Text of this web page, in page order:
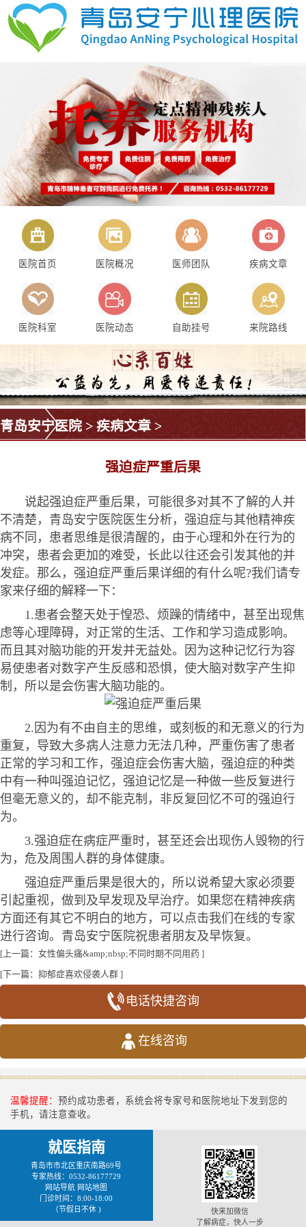
医院首页 医院概况 医师团队 疾病文章
医院科室 医院动态 自助挂号 来院路线
青岛安宁医院 > 疾病文章 >
强迫症严重后果
说起强迫症严重后果，可能很多对其不了解的人并
不清楚，青岛安宁医院医生分析，强迫症与其他精神疾
病不同，患者思维是很清醒的，由于心理和外在行为的
冲突，患者会更加的难受，长此以往还会引发其他的并
发症。那么，强迫症严重后果详细的有什么呢?我们请专
家来仔细的解释一下：
1.患者会整天处于惶恐、烦躁的情绪中，甚至出现焦
虑等心理障碍，对正常的生活、工作和学习造成影响。
而且其对脑功能的开发并无益处。因为这种记忆行为容
易使患者对数字产生反感和恐惧，使大脑对数字产生抑
制，所以是会伤害大脑功能的。
2.因为有不由自主的思维，或刻板的和无意义的行为
重复，导致大多病人注意力无法几种，严重伤害了患者
正常的学习和工作，强迫症会伤害大脑，强迫症的种类
中有一种叫强迫记忆，强迫记忆是一种做一些反复进行
但毫无意义的，却不能克制，非反复回忆不可的强迫行
为。
3.强迫症在病症严重时，甚至还会出现伤人毁物的行
为，危及周围人群的身体健康。
强迫症严重后果是很大的，所以说希望大家必须要
引起重视，做到及早发现及早治疗。如果您在精神疾病
方面还有其它不明白的地方，可以点击我们在线的专家
进行咨询。青岛安宁医院祝患者朋友及早恢复。
[上一篇： 女性偏头痛&amp;nbsp;不同时期不同用药 ]
[下一篇： 抑郁症喜欢侵袭人群 ]
电话快捷咨询
在线咨询
温馨提醒： 预约成功患者，系统会将专家号和医院地址下发到您的
手机，请注意查收。
就医指南
青岛市市北区重庆南路69号
专家热线：0532-86177729
网站导航 网站地图
门诊时间：8:00-18:00
（节假日不休 )
快来加微信
了解病症，快人一步